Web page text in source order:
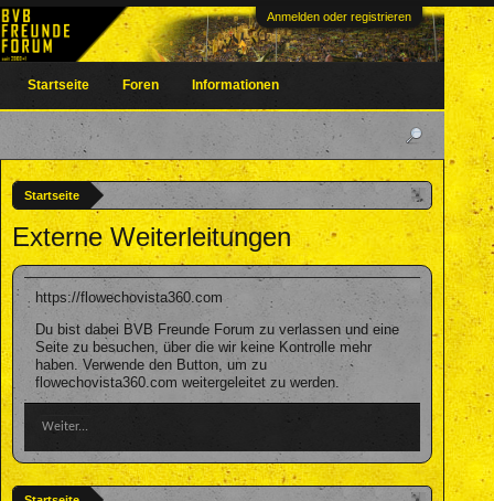
Anmelden oder registrieren
Startseite
Externe Weiterleitungen
https://flowechovista360.com
Du bist dabei BVB Freunde Forum zu verlassen und eine
Seite zu besuchen, über die wir keine Kontrolle mehr
haben. Verwende den Button, um zu
flowechovista360.com weitergeleitet zu werden.
Weiter...
Startseite Foren Informationen